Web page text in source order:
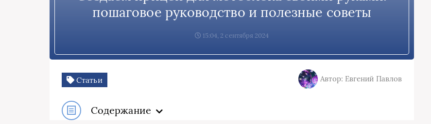
пошаговое руководство и полезные советы
15:04, 2 сентября 2024
Статьи Автор: Евгений Павлов
Содержание